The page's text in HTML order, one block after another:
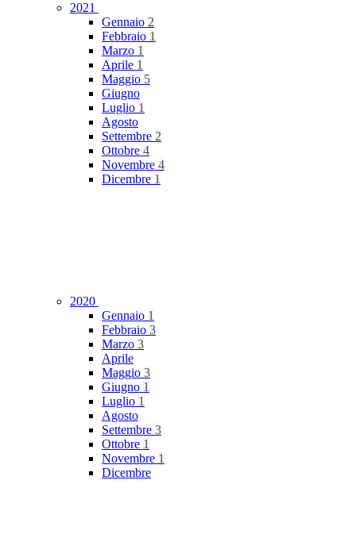
2021
Gennaio 2
Febbraio 1
Marzo 1
Aprile 1
Maggio 5
Giugno
Luglio 1
Agosto
Settembre 2
Ottobre 4
Novembre 4
Dicembre 1
2020
Gennaio 1
Febbraio 3
Marzo 3
Aprile
Maggio 3
Giugno 1
Luglio 1
Agosto
Settembre 3
Ottobre 1
Novembre 1
Dicembre